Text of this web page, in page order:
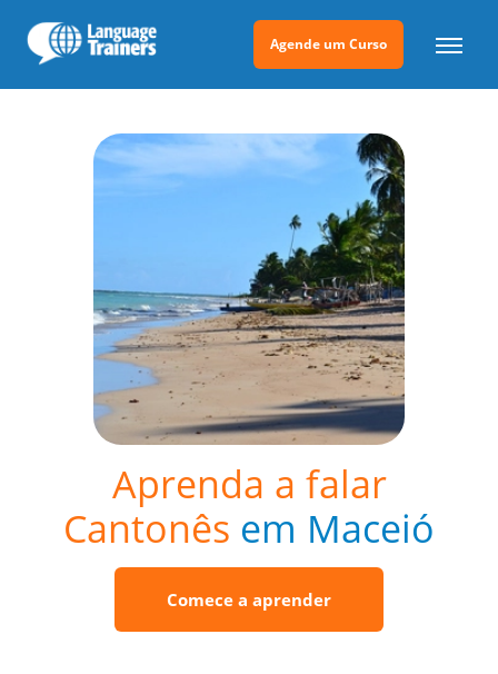
Agende um Curso
Aprenda a falar
Cantonês em Maceió
Comece a aprender